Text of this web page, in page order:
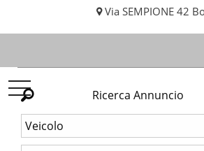
Via SEMPIONE 42
KF
AUTO
SNC
Ricerca Annuncio